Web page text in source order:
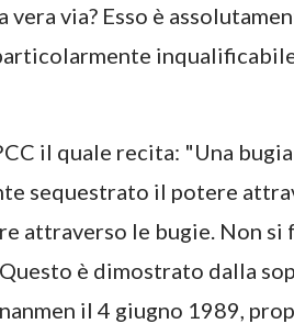
via? Esso è
il quale recita: "Una
sequestrato il potere
attraverso le bugie. Non
è dimostrato dalla
il 4 giugno 1989,